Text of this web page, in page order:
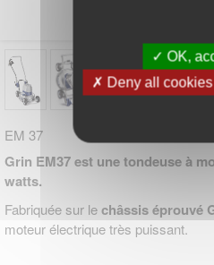
EM 37
Grin EM37 est une tondeuse à
watts.
Fabriquée sur lechâssis éprouvé
moteur électrique très puissant.
OK,
Deny all cookies